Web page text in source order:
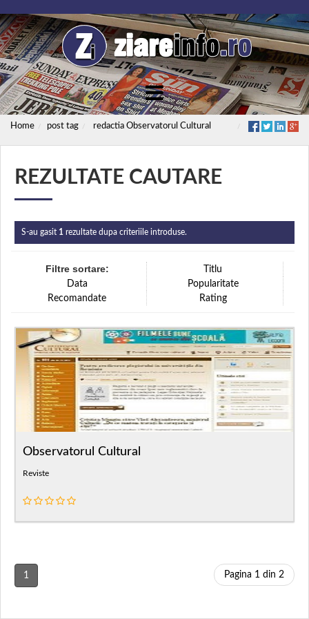
Home post tag redactia Observatorul Cultural
REZULTATE CAUTARE
S-au gasit 1 rezultate dupa criteriile introduse.
Filtre sortare:
Titlu
Data
Popularitate
Recomandate
Rating
Observatorul Cultural
Reviste
1 Pagina 1 din 2